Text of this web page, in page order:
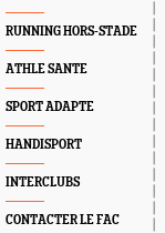
RUNNING HORS-STADE
ATHLE SANTE
SPORT ADAPTE
HANDISPORT
INTERCLUBS
CONTACTER LE FAC